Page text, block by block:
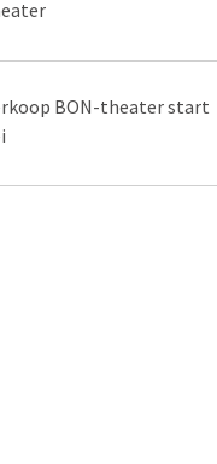
BON-theater start